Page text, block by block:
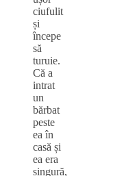
ciufulit
și
începe
să
turuie.
Că a
intrat
un
bărbat
peste
ea în
casă și
ea era
singură,